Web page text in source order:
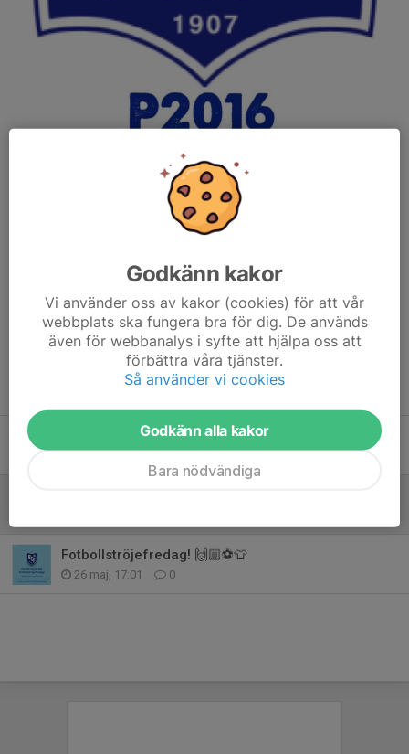
Gå gärna in och följ oss och vår framfart på:
https://www.instagram.com/norsborgsif_p2016
Dela nyhet
Tidigare nyheter
Trevlig Nationaldag!!! 🇸🇪🇸🇪🇸🇪
Fotbollströjefredag! 🙌🏼⚽️👕
26 maj, 17:01 0
Godkänn kakor
Vi använder oss av kakor (cookies) för att vår
webbplats ska fungera bra för dig. De används
även för webbanalys i syfte att hjälpa oss att
förbättra våra tjänster.
Så använder vi cookies
Godkänn alla kakor
Bara nödvändiga